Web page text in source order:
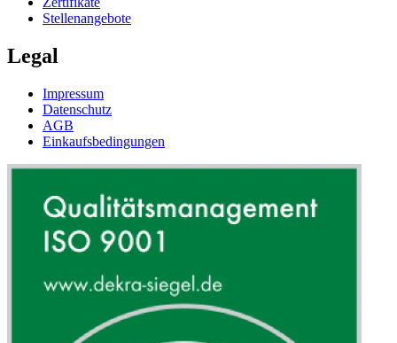
Stellenangebote
Legal
Impressum
Datenschutz
AGB
Einkaufsbedingungen